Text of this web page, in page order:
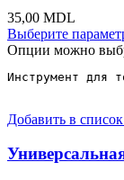
35,00 MDL
Выберите
Опции можно
Инструмент для
Добавить в